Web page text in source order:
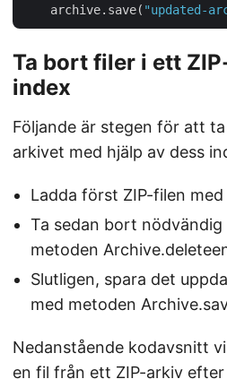
    archive.save(
"updated-
Ta bort filer i ett
index
Följande är stegen för att
arkivet med hjälp av dess
Ladda först ZIP-filen
Ta sedan bort
metoden
Slutligen, spara det
med metoden
Nedanstående kodavsnitt
en fil från ett ZIP-arkiv efter